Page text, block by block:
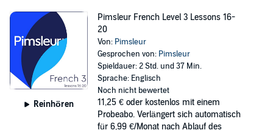
Reinhören
Pimsleur French Level 3 Lessons 16-
20
Von: Pimsleur
Gesprochen von: Pimsleur
Spieldauer: 2 Std. und 37 Min.
Sprache: Englisch
Noch nicht bewertet
11,25 € oder kostenlos mit einem
Probeabo. Verlängert sich automatisch
für 6,99 €/Monat nach Ablauf des